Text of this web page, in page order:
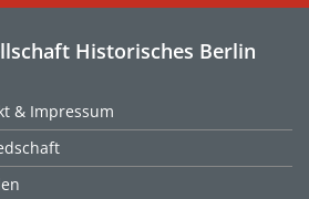
Historisches Berlin
& Impressum